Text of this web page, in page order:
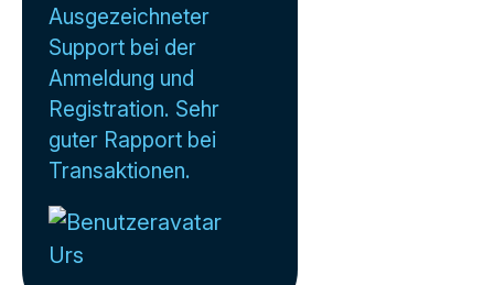
Ausgezeichneter
Support bei der
Anmeldung und
Registration. Sehr
guter Rapport bei
Transaktionen.
Urs